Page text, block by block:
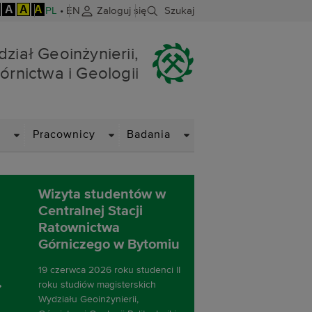
A A A PL • EN Zaloguj się Szukaj
i Geologii
Geoinżynierii,
i Geologii
Pracownicy Badania
slajd